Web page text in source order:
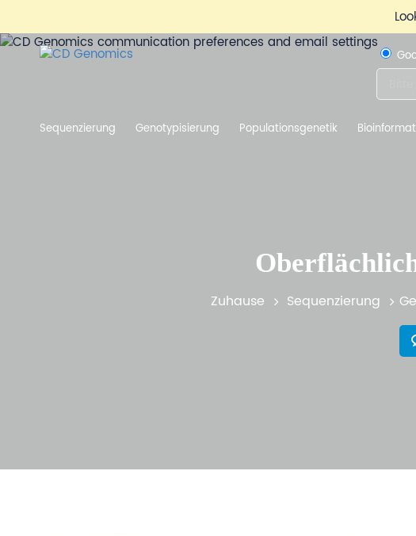
Sequenzierung Genotypisierung Populationsgenetik
Zuhause Sequenzierung